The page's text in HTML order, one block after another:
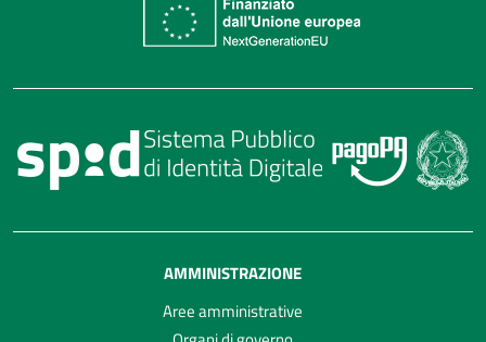
AMMINISTRAZIONE
Aree amministrative